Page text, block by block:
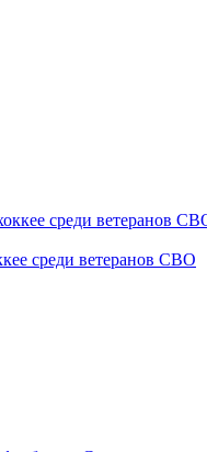
среди ветеранов СВО